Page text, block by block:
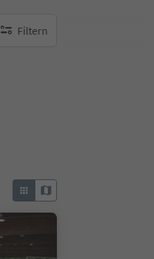
Filtern
keine aktiven Filte